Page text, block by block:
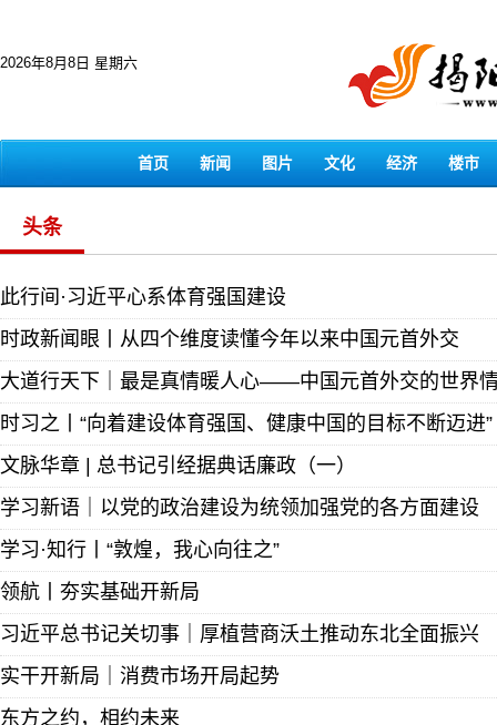
2026年8月8日 星期六
首页 新闻 图片 文化 经济 楼市
头条
此行间·习近平心系体育强国建设
时政新闻眼丨从四个维度读懂今年以来中国元首外交
大道行天下｜最是真情暖人心——中国元首外交的世界
时习之丨“向着建设体育强国、健康中国的目标不断迈进”
文脉华章 | 总书记引经据典话廉政（一）
学习新语｜以党的政治建设为统领加强党的各方面建设
学习·知行丨“敦煌，我心向往之”
领航丨夯实基础开新局
习近平总书记关切事｜厚植营商沃土推动东北全面振兴
实干开新局｜消费市场开局起势
东方之约，相约未来